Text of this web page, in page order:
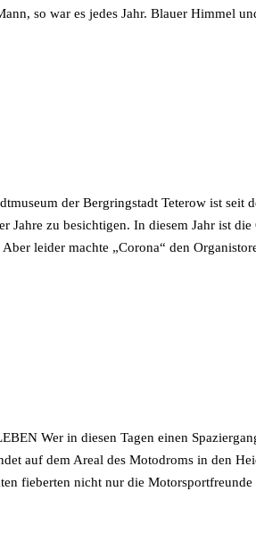
so war es jedes Jahr. Blauer Himmel
der Bergringstadt Teterow ist seit
Jahre zu besichtigen. In diesem Jahr ist die
leider machte „Corona“ den
Wer in diesen Tagen einen
auf dem Areal des Motodroms in den
fieberten nicht nur die